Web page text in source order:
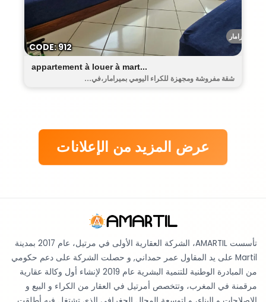
ميرامار
appartement à louer à mart...
شقة مفروشة ومجهزة للكراء اليومي بميرامار،في...
CODE: 912
عرض المزيد من الإعلانات
تأسست AMARTIL، الشركة العقارية الأولى في مرتيل، عام 2017 بمدينة
Martil على يد المقاول عمر حمداني, و حصلت الشركة على دعم حكومي
من المبادرة الوطنية للتنمية البشرية عام 2019 لإنشاء أول وكالة عقارية
مرقمنة في المغرب، وتتخصص أمرتيل في العقار من الكراء و البيع و